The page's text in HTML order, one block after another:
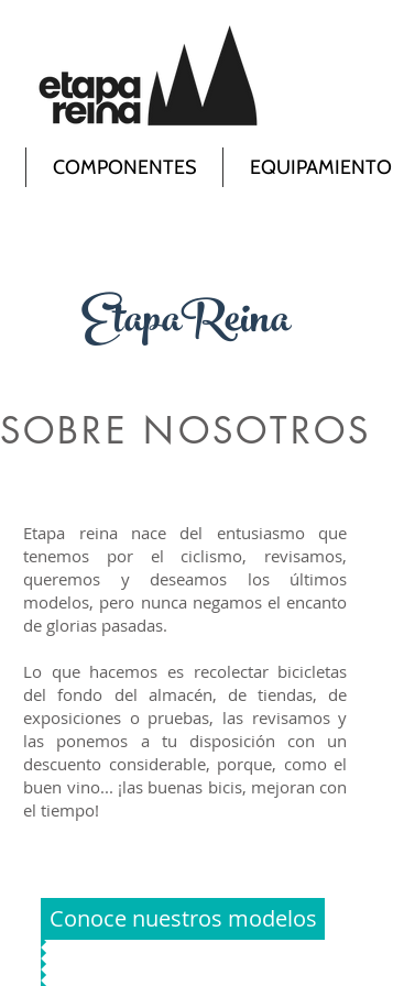
COMPONENTES EQUIPAMIENTO
EtapaReina
SOBRE NOSOTROS
Etapa reina nace del entusiasmo que
tenemos por el ciclismo, revisamos,
queremos y deseamos los últimos
modelos, pero nunca negamos el encanto
de glorias pasadas.
Lo que hacemos es recolectar bicicletas
del fondo del almacén, de tiendas, de
exposiciones o pruebas, las revisamos y
las ponemos a tu disposición con un
descuento considerable, porque, como el
buen vino... ¡las buenas bicis, mejoran con
el tiempo!
Conoce nuestros modelos